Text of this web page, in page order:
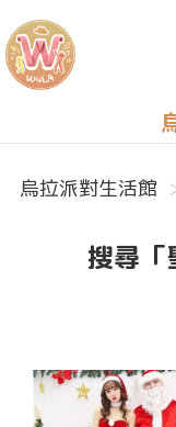
烏拉派對生活館
烏拉派對生活館
搜尋「